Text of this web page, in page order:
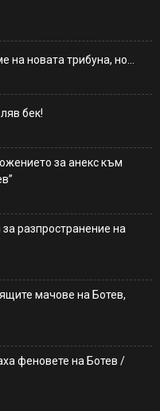
на новата трибуна, но…
бек!
за анекс към
разпространение на
мачове на Ботев,
феновете на Ботев /